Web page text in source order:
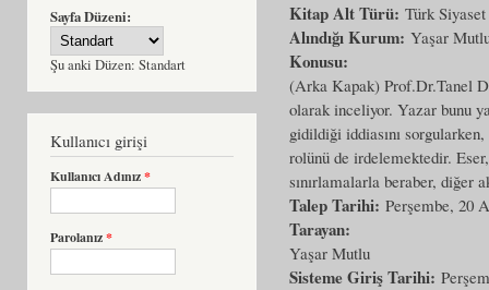
Sayfa Düzeni:
Şu anki Düzen: Standart
Kullanıcı girişi
Kullanıcı Adınız*
Parolanız*
Kitap Alt Türü: Türk
Alındığı Kurum: Yaşar
Konusu:
(Arka Kapak) Prof.Dr.Tanel
olarak inceliyor. Yazar bunu
gidildiği iddiasını
rolünü de irdelemektedir.
sınırlamalarla beraber, diğer
Talep Tarihi: Perşembe, 20
Tarayan:
Yaşar Mutlu
Sisteme Giriş Tarihi: